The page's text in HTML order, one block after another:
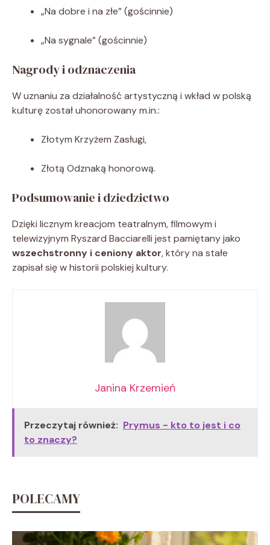
„Na dobre i na złe” (gościnnie)
„Na sygnale” (gościnnie)
Nagrody i odznaczenia
W uznaniu za działalność artystyczną i wkład w polską
kulturę został uhonorowany m.in.:
Złotym Krzyżem Zasługi,
Złotą Odznaką honorową.
Podsumowanie i dziedzictwo
Dzięki licznym kreacjom teatralnym, filmowym i
telewizyjnym Ryszard Bacciarelli jest pamiętany jako
wszechstronny i ceniony aktor, który na stałe
zapisał się w historii polskiej kultury.
Janina Krzemień
Przeczytaj również: Prymus - kto to jest i co
to znaczy?
POLECAMY